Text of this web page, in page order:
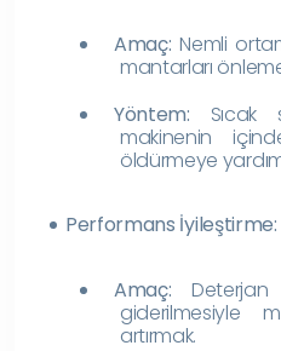
Amaç: Nemli
mantarları
Yöntem: Sıcak
makinenin
öldürmeye
Performans İyileştirme:
Amaç: Deterjan
giderilmesiyle
artırmak.